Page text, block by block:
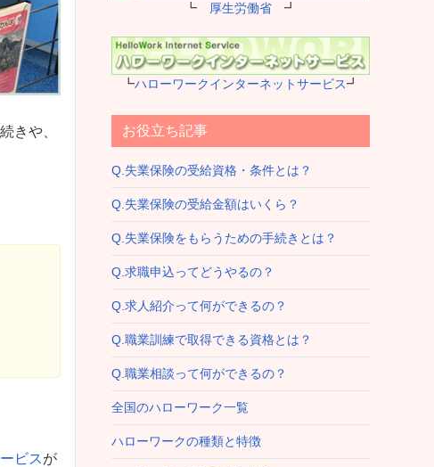
きや、
ビスが
┗ 厚生労働省 ┛
┗ハローワークインターネットサービス┛
お役立ち記事
Q.失業保険の受給資格・条件とは？
Q.失業保険の受給金額はいくら？
Q.失業保険をもらうための手続きとは？
Q.求職申込ってどうやるの？
Q.求人紹介って何ができるの？
Q.職業訓練で取得できる資格とは？
Q.職業相談って何ができるの？
全国のハローワーク一覧
ハローワークの種類と特徴